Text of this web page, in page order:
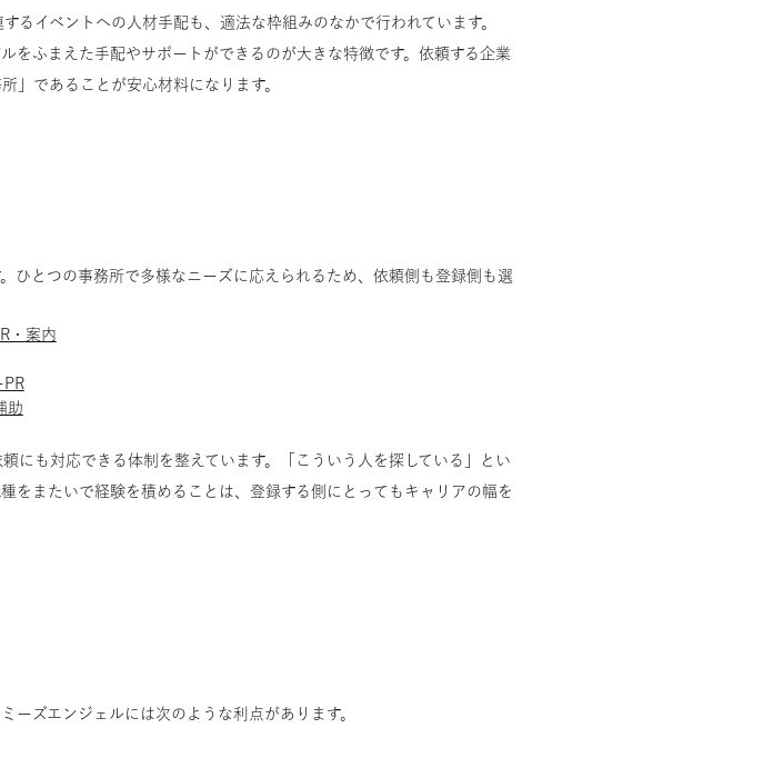
るイベントへの人材手配も、適法な枠組みのなかで行われています。
をふまえた手配やサポートができるのが大きな特徴です。依頼する企業
」であることが安心材料になります。
ひとつの事務所で多様なニーズに応えられるため、依頼側も登録側も選
・案内
PR
助
にも対応できる体制を整えています。「こういう人を探している」とい
をまたいで経験を積めることは、登録する側にとってもキャリアの幅を
ーズエンジェルには次のような利点があります。